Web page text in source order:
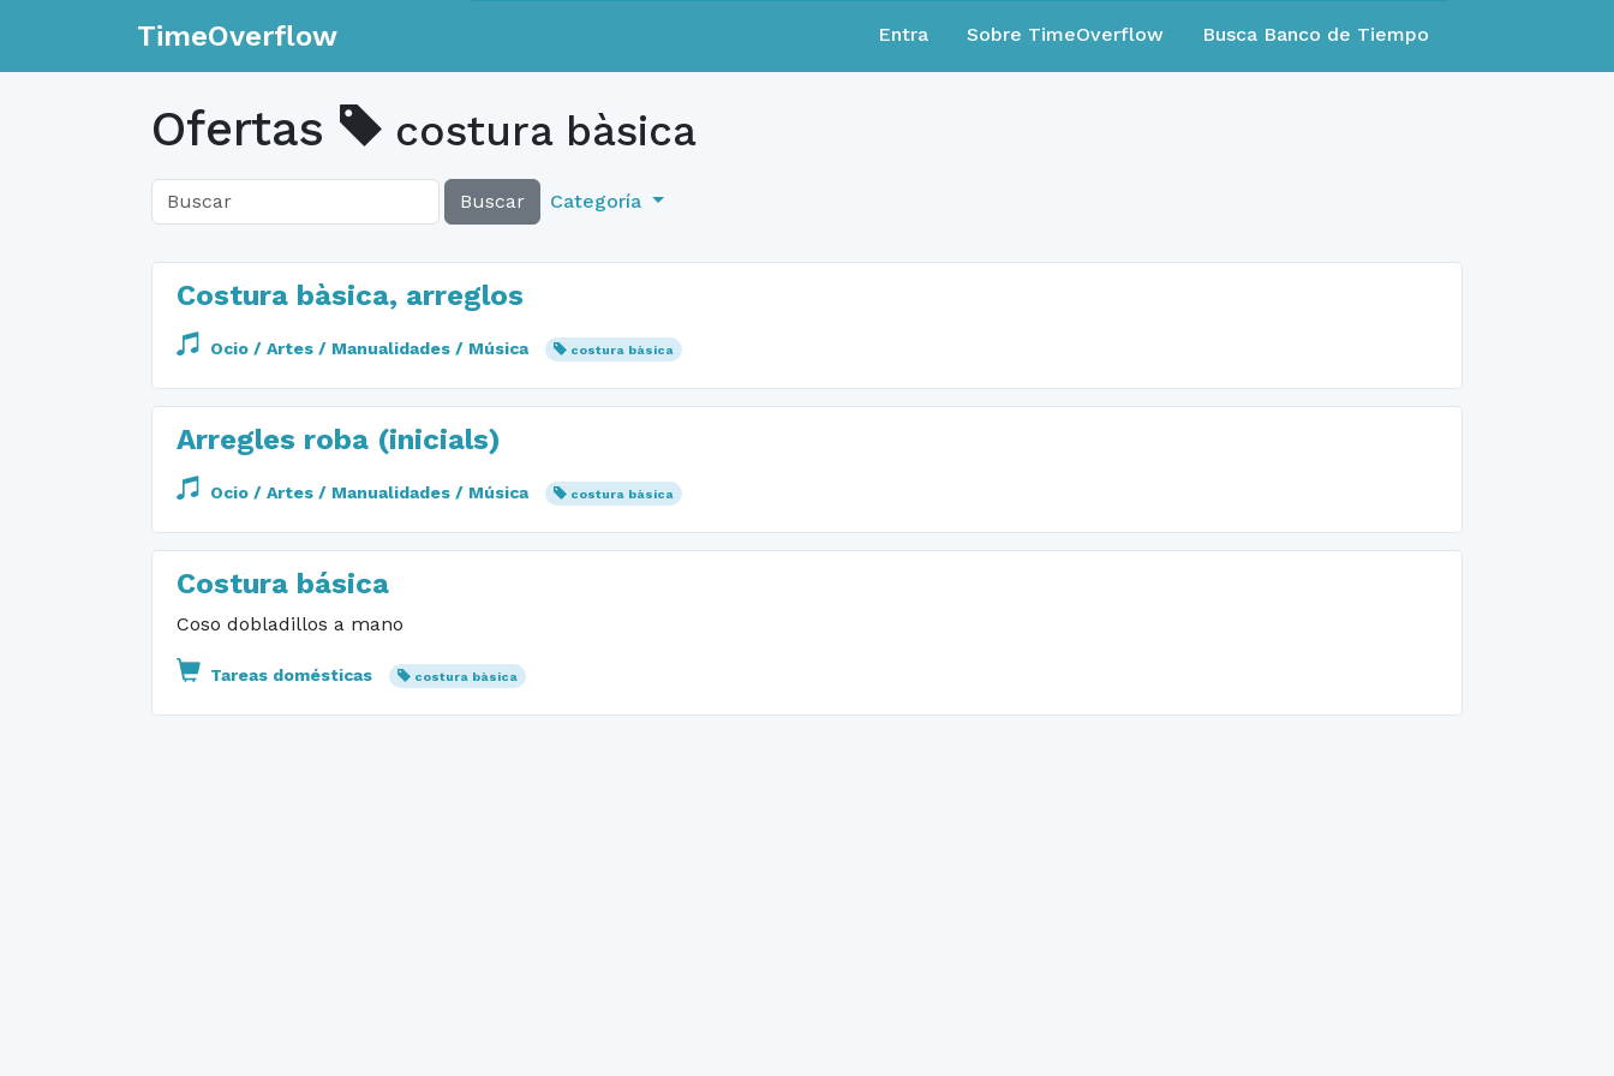
TimeOverflow Entra Sobre TimeOverflow Busca Banco de Tiempo
Ofertas costura bàsica
Buscar Categoría
Costura bàsica, arreglos
Ocio / Artes / Manualidades / Música costura bàsica
Arregles roba (inicials)
Ocio / Artes / Manualidades / Música costura bàsica
Costura básica
Coso dobladillos a mano
Tareas domésticas costura bàsica